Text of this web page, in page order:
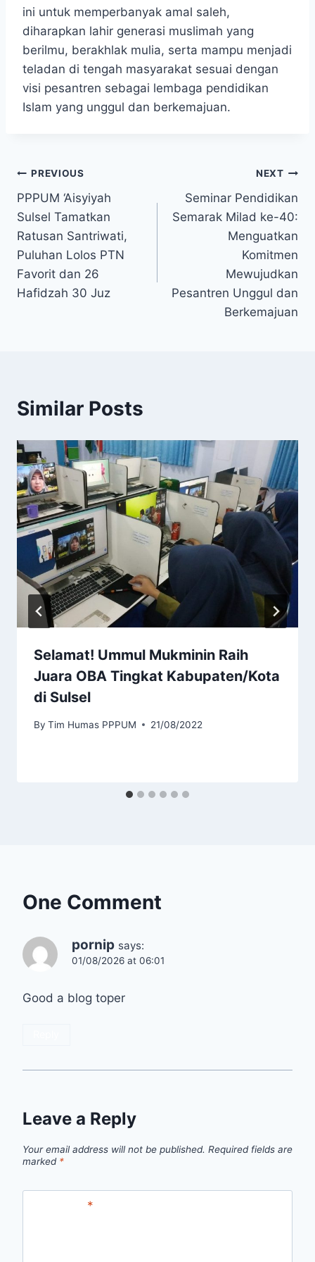
ini untuk memperbanyak amal saleh,
diharapkan lahir generasi muslimah yang
berilmu, berakhlak mulia, serta mampu menjadi
teladan di tengah masyarakat sesuai dengan
visi pesantren sebagai lembaga pendidikan
Islam yang unggul dan berkemajuan.
PREVIOUS
PPPUM ‘Aisyiyah
Sulsel Tamatkan
Ratusan Santriwati,
Puluhan Lolos PTN
Favorit dan 26
Hafidzah 30 Juz
NEXT
Seminar Pendidikan
Semarak Milad ke-40:
Menguatkan
Komitmen
Mewujudkan
Pesantren Unggul dan
Berkemajuan
Similar Posts
Selamat! Ummul Mukminin Raih
Juara OBA Tingkat Kabupaten/Kota
di Sulsel
By Tim Humas PPPUM 21/08/2022
One Comment
pornip says:
01/08/2026 at 06:01
Good a blog toper
Leave a Reply
Your email address will not be published. Required fields are
marked *
*